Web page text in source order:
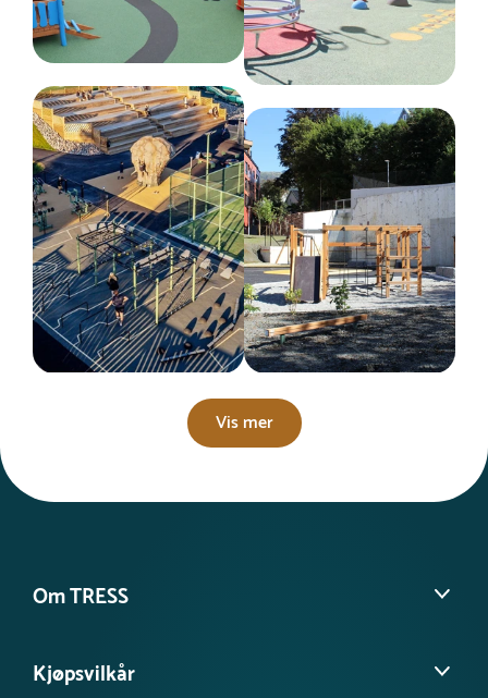
Vis mer
Om TRESS
Kontakt kundeservice
Kjøpsvilkår